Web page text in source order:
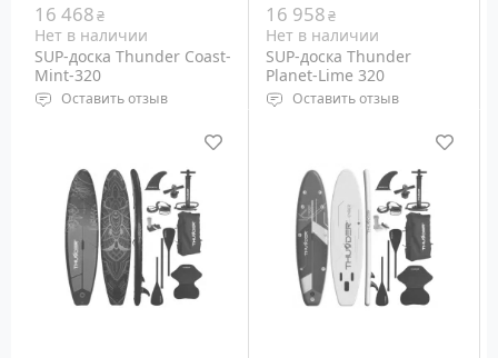
16 468₴
Нет в наличии
SUP-доска Thunder Coast-
Mint-320
Оставить отзыв
150 мм
Вес райдера: до 150 кг
Вес: 13 кг
16 958₴
Нет в наличии
SUP-доска Thunder
Planet-Lime 320
Оставить отзыв
150 мм
Вес райдера: до 150 кг
Вес: 13 кг